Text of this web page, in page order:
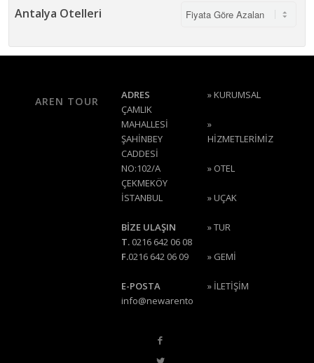
Antalya Otelleri
AREN TOUR
ADRES
ÇAMLIK
MAHALLESİ
ŞAHİNBEY
CADDESİ
NO:102/A
ÇEKMEKÖY
İSTANBUL
BİZE ULAŞIN
T.0216 642 06 08
F.0216 642 06 09
E-POSTA
info@newarentour.com
»KURUMSAL
»
HİZMETLERİMİZ
» OTEL
»UÇAK
»TUR
» GEMİ
» İLETİŞİM